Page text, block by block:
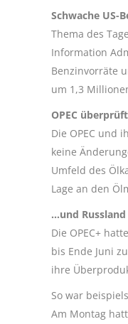
Schwache US-
Thema des
Information
Benzinvorräte
um 1,3
OPEC
Die OPEC und
keine
Umfeld des
Lage an den
…und
Die OPEC+
bis Ende Juni
ihre
So war
Am Montag